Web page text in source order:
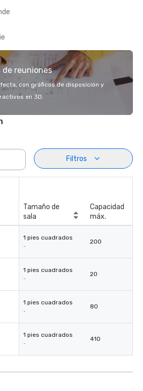
de reuniones
con gráficos de disposición y
en 3D.
Filtros
Tamaño de
sala
Capacidad
máx.
1 pies cuadrados
-
200
1 pies cuadrados
-
20
1 pies cuadrados
-
80
1 pies cuadrados
-
410